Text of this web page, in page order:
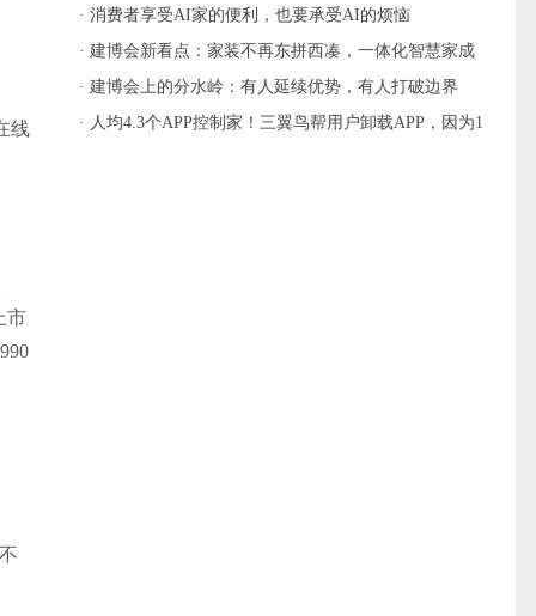
线
市
区
· 消费者享受AI家的便利，也要承受AI的烦恼
· 建博会新看点：家装不再东拼西凑，一体化智慧家成
主流
· 建博会上的分水岭：有人延续优势，有人打破边界
· 人均4.3个APP控制家！三翼鸟帮用户卸载APP，因为1